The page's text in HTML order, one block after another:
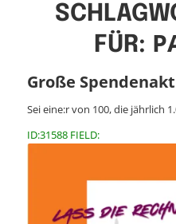
FÜR:
Große
Sei eine:r von 100, die jährlich
ID:31588 FIELD: